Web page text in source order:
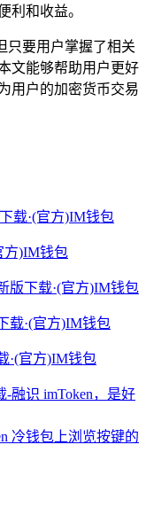
利和收益。
只要用户掌握了相关
文能够帮助用户更好
用户的加密货币交易
载·(官方)IM钱包
方)IM钱包
版下载·(官方)IM钱包
载·(官方)IM钱包
·(官方)IM钱包
-融识 imToken，是好
冷钱包上浏览按键的